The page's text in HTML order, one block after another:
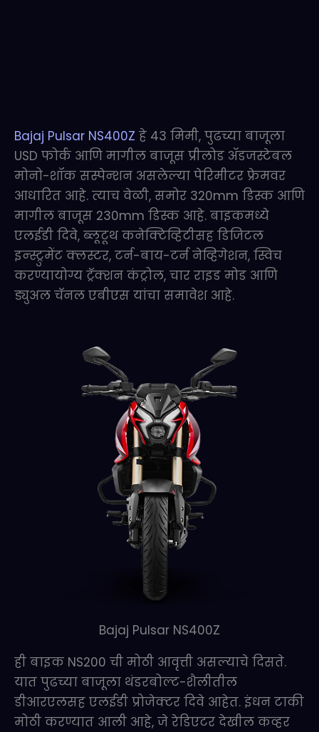
Bajaj Pulsar NS400Z हे 43 मिमी, पुढच्या बाजूला
USD फोर्क आणि मागील बाजूस प्रीलोड ॲडजस्टेबल
मोनो-शॉक सस्पेन्शन असलेल्या पेरिमीटर फ्रेमवर
आधारित आहे. त्याच वेळी, समोर 320mm डिस्क आणि
मागील बाजूस 230mm डिस्क आहे. बाइकमध्ये
एलईडी दिवे, ब्लूटूथ कनेक्टिव्हिटीसह डिजिटल
इन्स्ट्रुमेंट क्लस्टर, टर्न-बाय-टर्न नेव्हिगेशन, स्विच
करण्यायोग्य ट्रॅक्शन कंट्रोल, चार राइड मोड आणि
ड्युअल चॅनल एबीएस यांचा समावेश आहे.
Bajaj Pulsar NS400Z
ही बाइक NS200 ची मोठी आवृत्ती असल्याचे दिसते.
यात पुढच्या बाजूला थंडरबोल्ट-शैलीतील
डीआरएलसह एलईडी प्रोजेक्टर दिवे आहेत. इंधन टाकी
मोठी करण्यात आली आहे, जे रेडिएटर देखील कव्हर